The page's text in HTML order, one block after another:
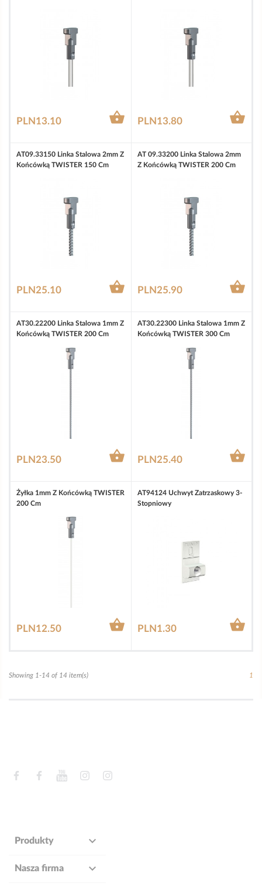
PLN13.10  PLN13.80 
AT09.33150 Linka Stalowa 2mm Z
Końcówką TWISTER 150 Cm
PLN25.10 
AT 09.33200 Linka Stalowa 2mm
Z Końcówką TWISTER 200 Cm
PLN25.90 
AT30.22200 Linka Stalowa 1mm Z
Końcówką TWISTER 200 Cm
PLN23.50 
AT30.22300 Linka Stalowa 1mm Z
Końcówką TWISTER 300 Cm
PLN25.40 
Żyłka 1mm Z Końcówką TWISTER
200 Cm
PLN12.50 
AT94124 Uchwyt Zatrzaskowy 3-
Stopniowy
PLN1.30 
Showing 1-14 of 14 item(s) 1
FacebookFacebookYouTubeInstagram
Produkty 
Nasza firma
